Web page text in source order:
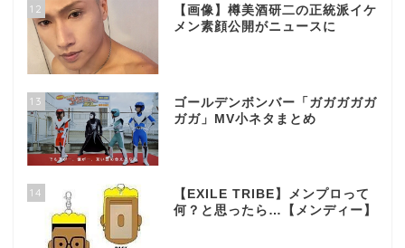
12
【画像】樽美酒研二の正統派イケ
メン素顔公開がニュースに
13
ゴールデンボンバー「ガガガガガ
ガガ」MV小ネタまとめ
14
【EXILE TRIBE】メンプロって
何？と思ったら…【メンディー】